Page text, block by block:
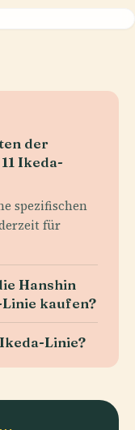
der
Ikeda-
spezifischen
für
Hanshin
Linie kaufen?
Linie?